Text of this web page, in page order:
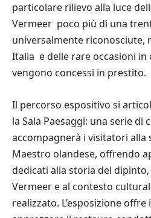
particolare rilievo alla luce
Vermeer  poco più di una
universalmente riconosciute,
Italia  e delle rare occasioni
vengono concessi in prestito.
Il percorso espositivo si
la Sala Paesaggi: una serie di
accompagnerà i visitatori alla
Maestro olandese, offrendo
dedicati alla storia del
Vermeer e al contesto
realizzato. L’esposizione offre